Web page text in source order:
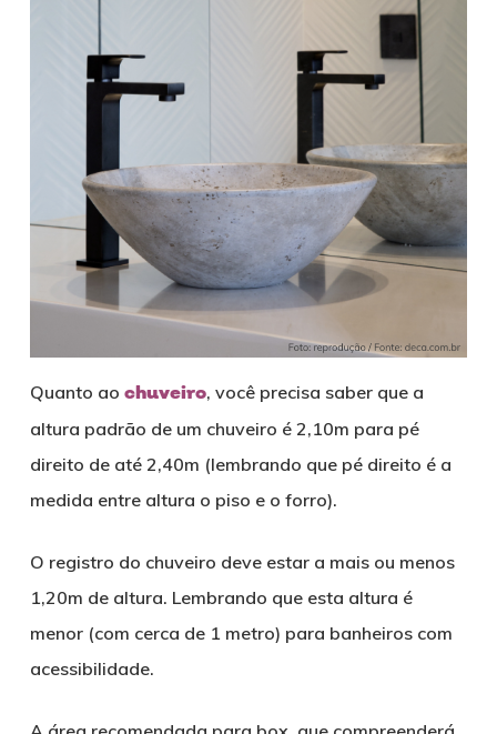
Quanto ao chuveiro, você precisa saber que a
altura padrão de um chuveiro é 2,10m para pé
direito de até 2,40m (lembrando que pé direito é a
medida entre altura o piso e o forro).
O registro do chuveiro deve estar a mais ou menos
1,20m de altura. Lembrando que esta altura é
menor (com cerca de 1 metro) para banheiros com
acessibilidade.